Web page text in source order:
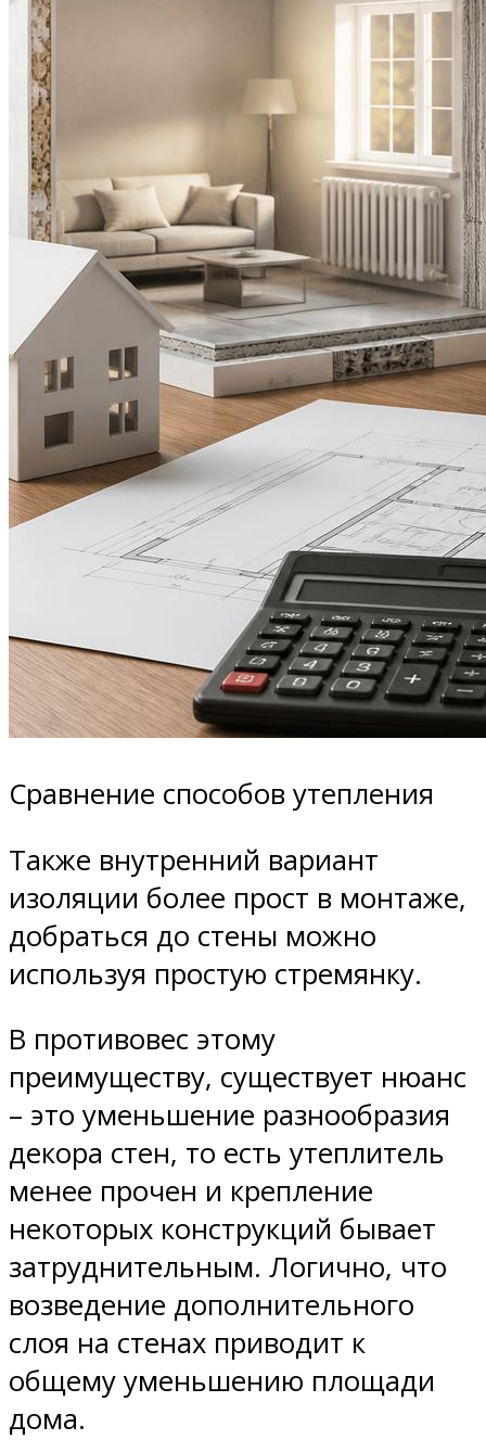
Сравнение способов утепления
Также внутренний вариант
изоляции более прост в монтаже,
добраться до стены можно
используя простую стремянку.
В противовес этому
преимуществу, существует нюанс
– это уменьшение разнообразия
декора стен, то есть утеплитель
менее прочен и крепление
некоторых конструкций бывает
затруднительным. Логично, что
возведение дополнительного
слоя на стенах приводит к
общему уменьшению площади
дома.